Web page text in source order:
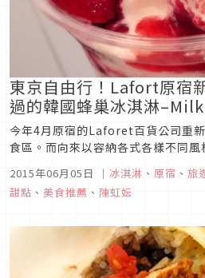
東京自由行！Lafort原宿
過的韓國蜂巢冰淇淋
今年4月原宿的Laforet百貨公司重
食區。而向來以容納各式各樣不同
Laforet連美食區都特別出眾，美食
或第二家分店的有名美食。從韓國
Cow就是其中一家！蜂巢冰淇淋前陣
2015年06月05日 ｜ 冰淇淋 、 原宿 、 旅
甜點 、 美食推薦 、 陳虹妘